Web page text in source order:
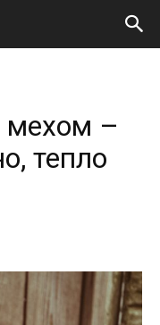
мехом –
тепло